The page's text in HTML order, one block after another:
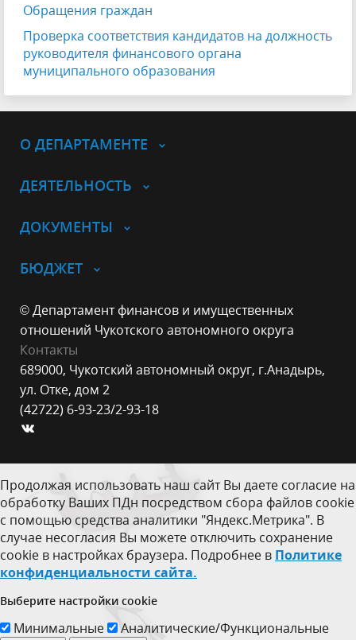
Обращения граждан
Проверка соответствия кандидатов на должность
руководителя финансового органа
муниципального образования
О ДЕПАРТАМЕНТЕ
ДЕЯТЕЛЬНОСТЬ
ДОКУМЕНТЫ
БЮДЖЕТ
© Департамент финансов и имущественных
отношений Чукотского автономного округа
Контакты
689000, Чукотский автономный округ, г.Анадырь,
ул. Отке, дом 2
(42722) 6-93-23/2-93-18
Продолжая использовать наш сайт Вы даете согласие на
обработку Ваших ПДн посредством сбора файлов cookie
с помощью средства аналитики "Яндекс.Метрика". В
случае несогласия Вы можете отключить сохранение
cookie в настройках браузера. Подробнее в Политике
конфиденциальности сайта.
Выберите настройки cookie
Минимальные
Аналитические/Функциональные